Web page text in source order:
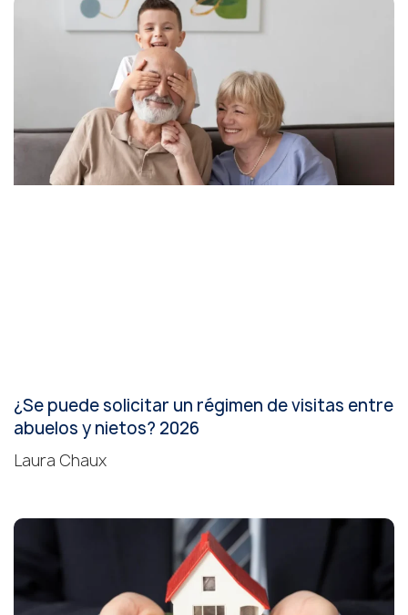
¿Se puede solicitar un régimen de visitas entre
abuelos y nietos? 2026
Laura Chaux